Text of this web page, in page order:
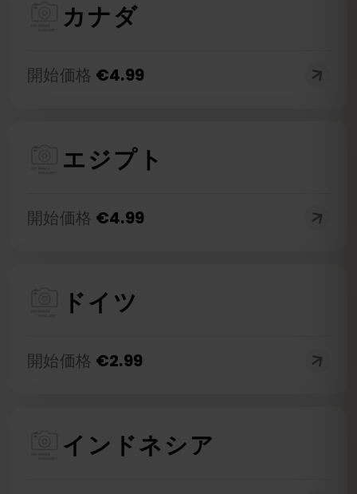
カナダ
開始価格 €4.99
エジプト
開始価格 €4.99
ドイツ
開始価格 €2.99
インドネシア